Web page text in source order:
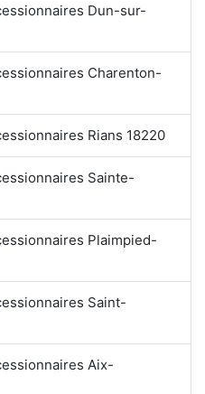
Dun-sur-
Charenton-
Rians 18220
Sainte-
Plaimpied-
Saint-
Aix-